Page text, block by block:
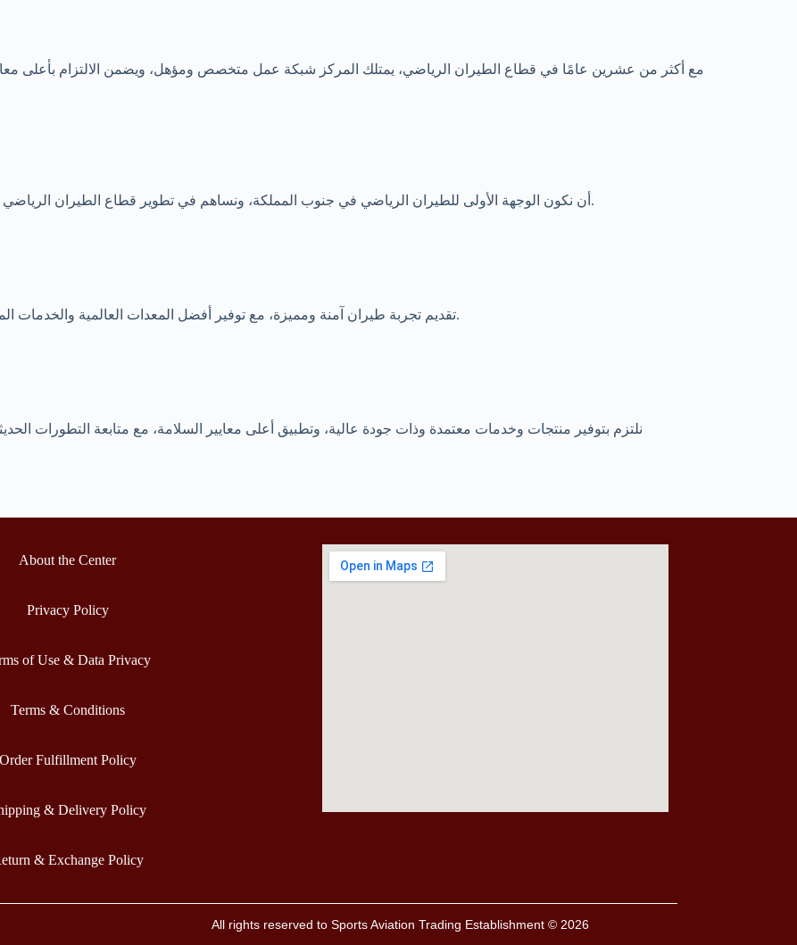
مع أكثر من عشرين عامًا في قطاع الطيران الرياضي، يمتلك المركز شبكة عمل متخصص ومؤهل، ويضمن الالتزام بأعلى
أن نكون الوجهة الأولى للطيران الرياضي في جنوب المملكة، ونساهم في تطوير قطاع الطيران الرياضي بشكل احترافي، مع تقديم منتجات وخدمات عالمية المستوى.
تقديم تجربة طيران آمنة ومميزة، مع توفير أفضل المعدات العالمية والخدمات المهنية، وتعزيز ثقافة الطيران الرياضي بين جميع أفراد المجتمع.
نلتزم بتوفير منتجات وخدمات معتمدة وذات جودة عالية، وتطبيق أعلى معايير السلامة، مع متابعة التطورات
About the Center
Privacy Policy
of Use & Data Privacy
Terms & Conditions
Order Fulfillment Policy
& Delivery Policy
& Exchange Policy
All rights reserved to Sports Aviation Trading Establishment © 2026